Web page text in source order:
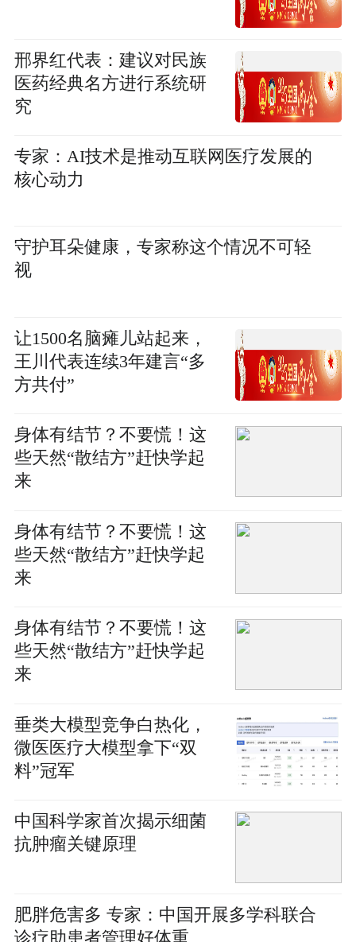
邢界红代表：建议对民族
医药经典名方进行系统研
究
专家：AI技术是推动互联网医疗发展的
核心动力
守护耳朵健康，专家称这个情况不可轻
视
让1500名脑瘫儿站起来，
王川代表连续3年建言“多
方共付”
身体有结节？不要慌！这
些天然“散结方”赶快学起
来
身体有结节？不要慌！这
些天然“散结方”赶快学起
来
身体有结节？不要慌！这
些天然“散结方”赶快学起
来
垂类大模型竞争白热化，
微医医疗大模型拿下“双
料”冠军
中国科学家首次揭示细菌
抗肿瘤关键原理
肥胖危害多 专家：中国开展多学科联合
诊疗助患者管理好体重